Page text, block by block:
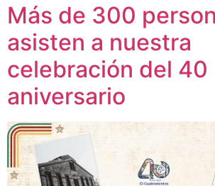
Más de 300
asisten a nuestra
celebración del 40
aniversario